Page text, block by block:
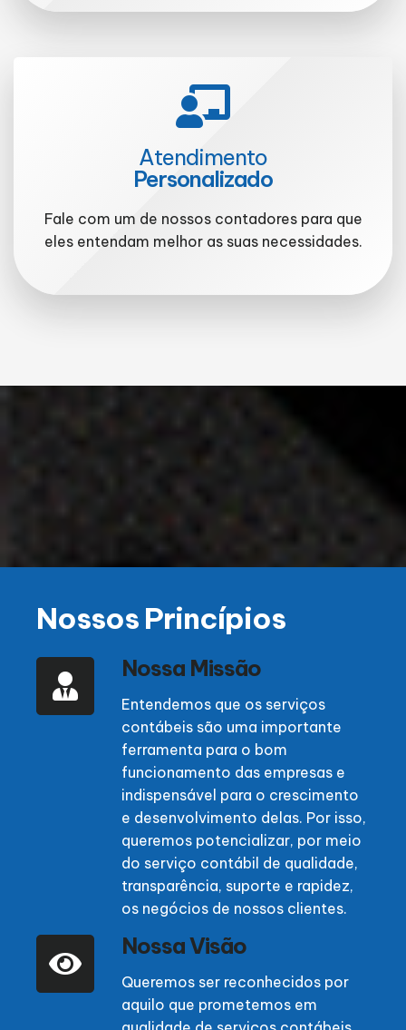
Atendimento
Personalizado
Fale com um de nossos contadores para que
eles entendam melhor as suas necessidades.
Nossos Princípios
Nossa Missão
Entendemos que os serviços
contábeis são uma importante
ferramenta para o bom
funcionamento das empresas e
indispensável para o crescimento
e desenvolvimento delas. Por isso,
queremos potencializar, por meio
do serviço contábil de qualidade,
transparência, suporte e rapidez,
os negócios de nossos clientes.
Nossa Visão
Queremos ser reconhecidos por
aquilo que prometemos em